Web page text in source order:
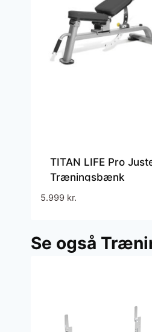
TITAN LIFE Pro
Træningsbænk
5.999 kr.
Se også